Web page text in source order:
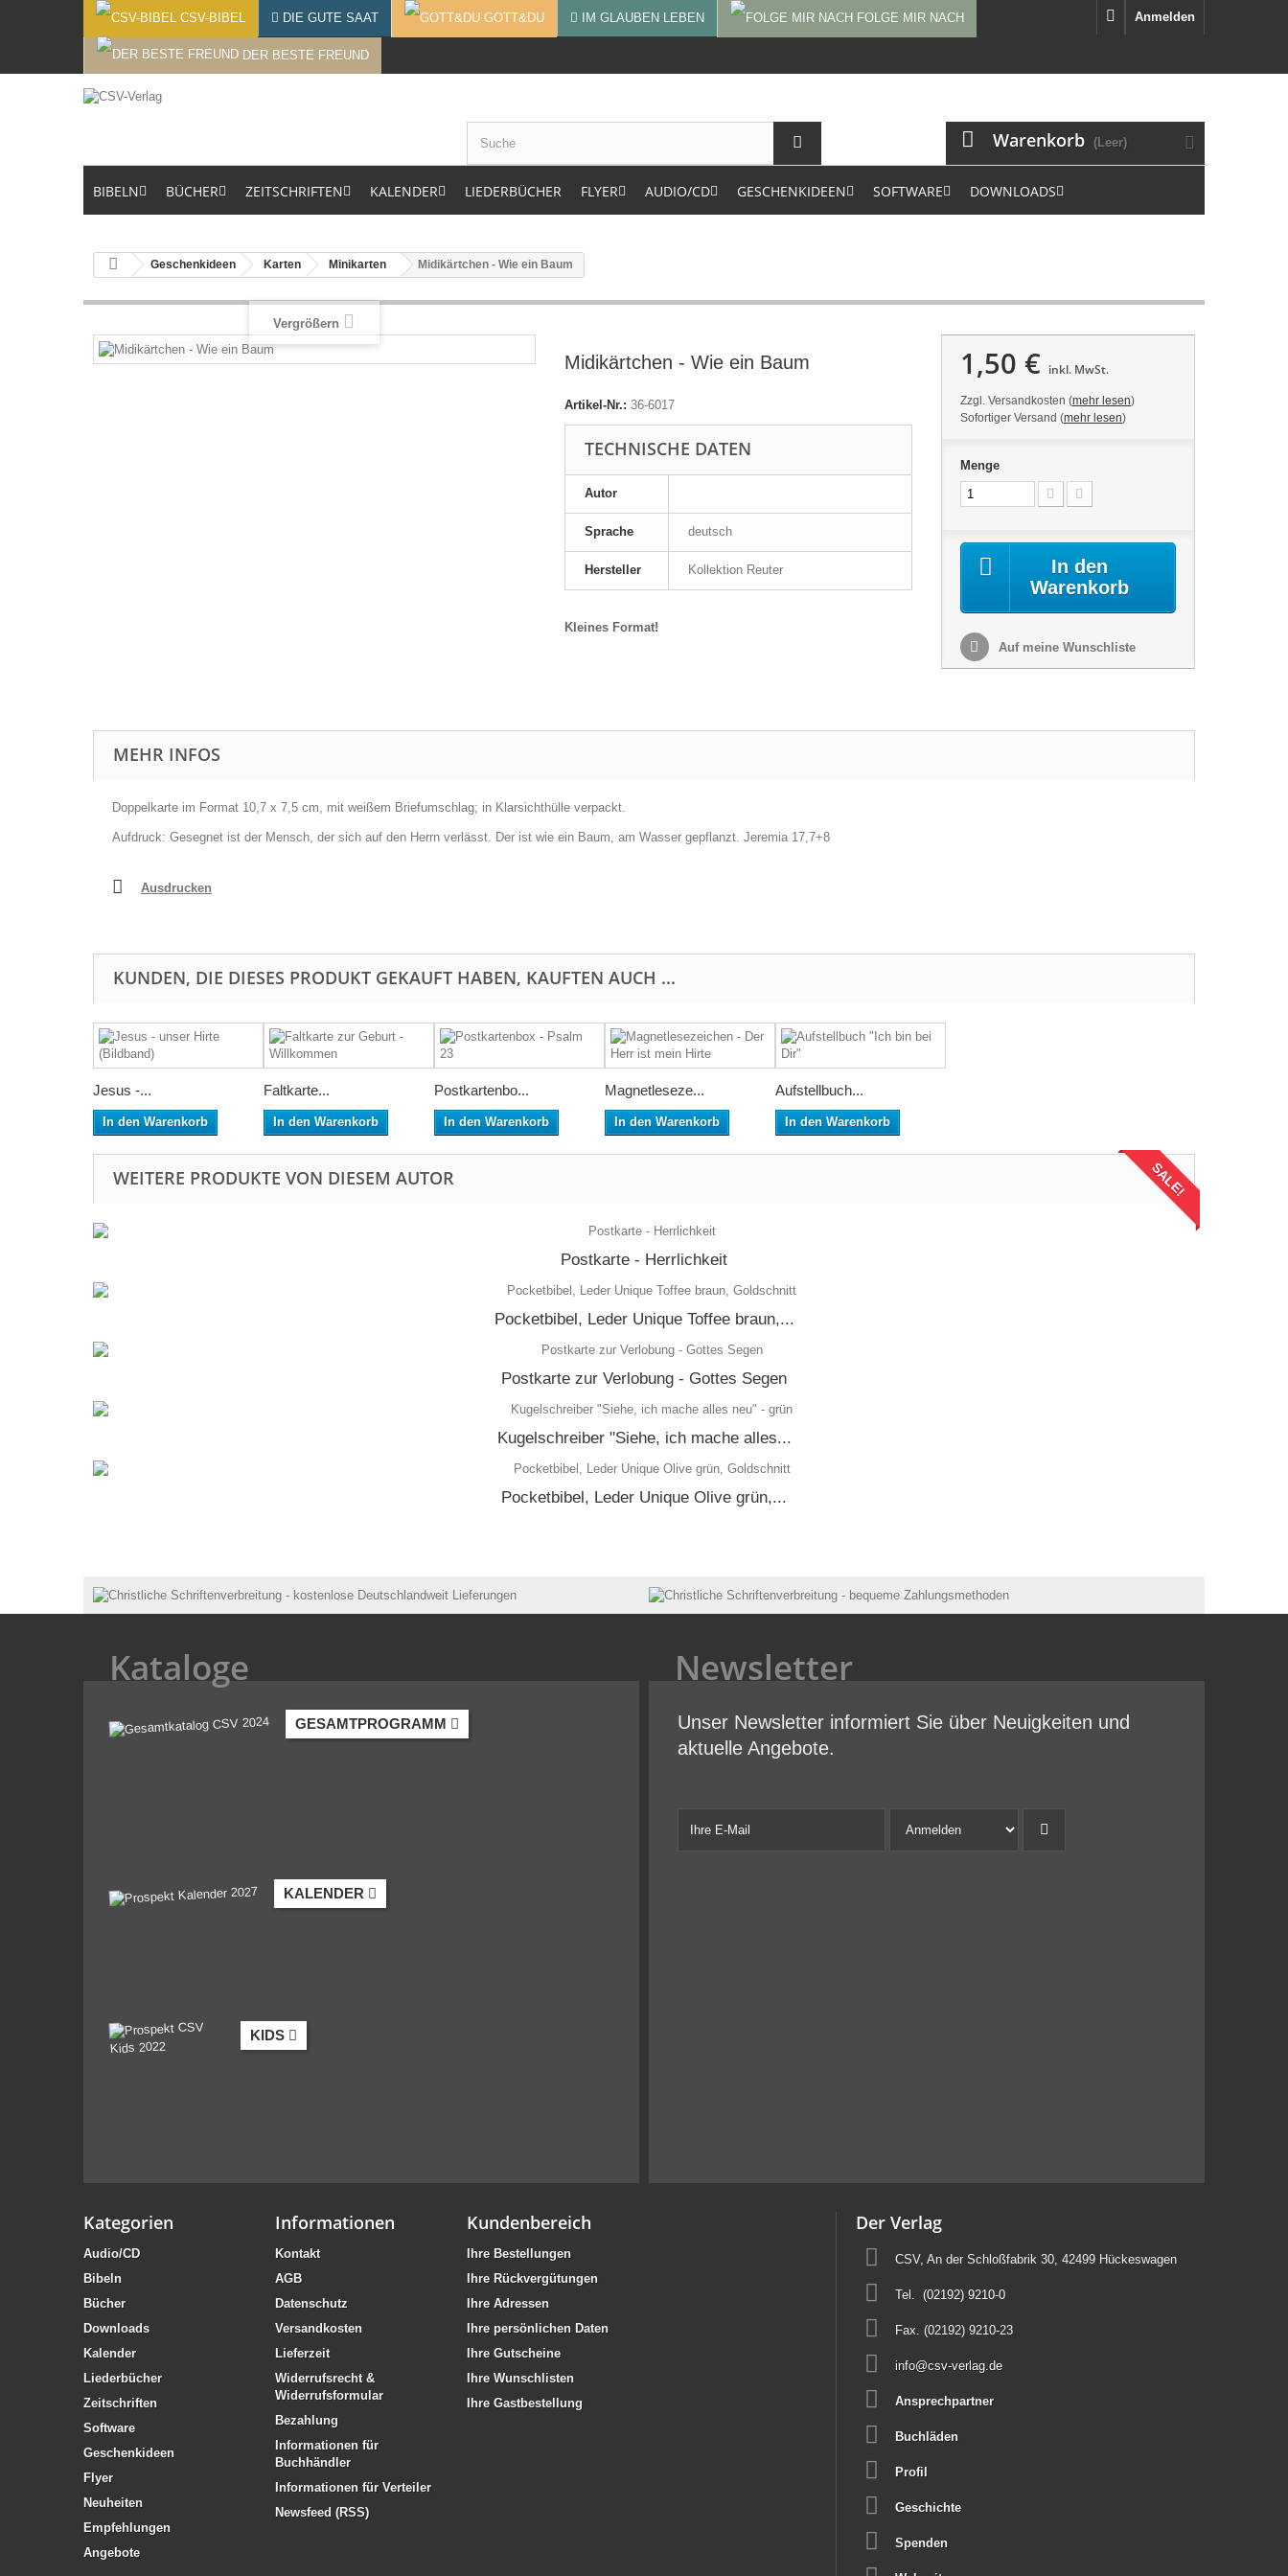
Anmelden
CSV-BIBEL DIE GUTE SAAT GOTT&DU IM GLAUBEN LEBEN FOLGE MIR NACH
DER BESTE FREUND
Warenkorb (Leer)
BIBELN BÜCHER ZEITSCHRIFTEN KALENDER LIEDERBÜCHER FLYER AUDIO/CD GESCHENKIDEEN SOFTWARE DOWNLOADS
Geschenkideen Karten Minikarten Midikärtchen - Wie ein Baum
Vergrößern
Midikärtchen - Wie ein Baum
Artikel-Nr.: 36-6017
TECHNISCHE DATEN
Autor
Sprache deutsch
Hersteller Kollektion Reuter
Kleines Format!
1,50 € inkl. MwSt.
Zzgl. Versandkosten (mehr lesen)
Sofortiger Versand (mehr lesen)
Menge
In den
Warenkorb
Auf meine Wunschliste
MEHR INFOS
Doppelkarte im Format 10,7 x 7,5 cm, mit weißem Briefumschlag; in Klarsichthülle verpackt.
Aufdruck: Gesegnet ist der Mensch, der sich auf den Herrn verlässt. Der ist wie ein Baum, am Wasser gepflanzt. Jeremia 17,7+8
Ausdrucken
KUNDEN, DIE DIESES PRODUKT GEKAUFT HABEN, KAUFTEN AUCH ...
Jesus -...
In den Warenkorb
Faltkarte...
In den Warenkorb
Postkartenbo...
In den Warenkorb
Magnetleseze...
In den Warenkorb
Aufstellbuch...
In den Warenkorb
WEITERE PRODUKTE VON DIESEM AUTOR
Postkarte - Herrlichkeit
Pocketbibel, Leder Unique Toffee braun,...
Postkarte zur Verlobung - Gottes Segen
Kugelschreiber "Siehe, ich mache alles...
SALE!
Pocketbibel, Leder Unique Olive grün,...
Kataloge
GESAMTPROGRAMM
KALENDER
KIDS
Newsletter
Unser Newsletter informiert Sie über Neuigkeiten und
aktuelle Angebote.
Kategorien
Audio/CD
Bibeln
Bücher
Downloads
Kalender
Liederbücher
Zeitschriften
Software
Geschenkideen
Flyer
Neuheiten
Empfehlungen
Angebote
Informationen
Kontakt
AGB
Datenschutz
Versandkosten
Lieferzeit
Widerrufsrecht &
Widerrufsformular
Bezahlung
Informationen für
Buchhändler
Informationen für Verteiler
Newsfeed (RSS)
Kundenbereich
Ihre Bestellungen
Ihre Rückvergütungen
Ihre Adressen
Ihre persönlichen Daten
Ihre Gutscheine
Ihre Wunschlisten
Ihre Gastbestellung
Der Verlag
CSV, An der Schloßfabrik 30, 42499 Hückeswagen
Tel. (02192) 9210-0
Fax. (02192) 9210-23
info@csv-verlag.de
Ansprechpartner
Buchläden
Profil
Geschichte
Spenden